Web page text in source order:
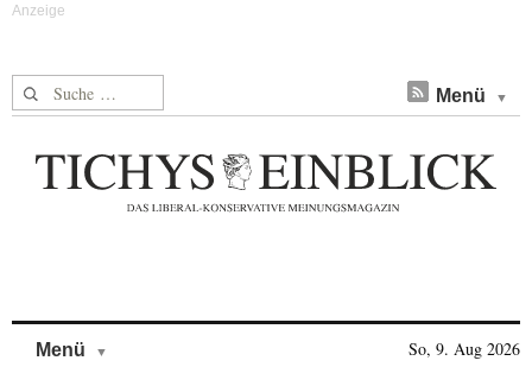
Suche nach: Menü
Menü So, 9. Aug 2026